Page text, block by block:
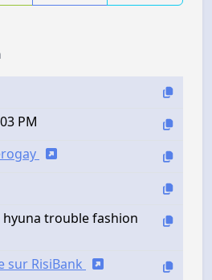
PM
trouble fashion
sur RisiBank